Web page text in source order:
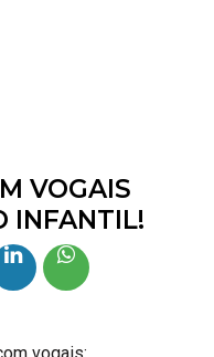
VOGAIS
INFANTIL!
vogais: